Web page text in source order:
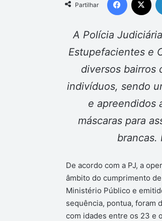
Partilhar
A Polícia
Estupefacientes e
diversos bairros
indivíduos, sendo
e apreendidos
máscaras para
brancas.
De acordo com a PJ, a
âmbito do cumprimento
Ministério Público e
sequência, pontua, foram
com idades entre os 23 e